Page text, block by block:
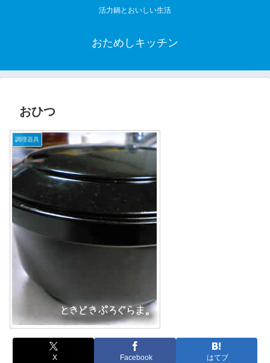
活力鍋とおいしい生活
おためしキッチン
おひつ
調理器具
X Facebook はてブ